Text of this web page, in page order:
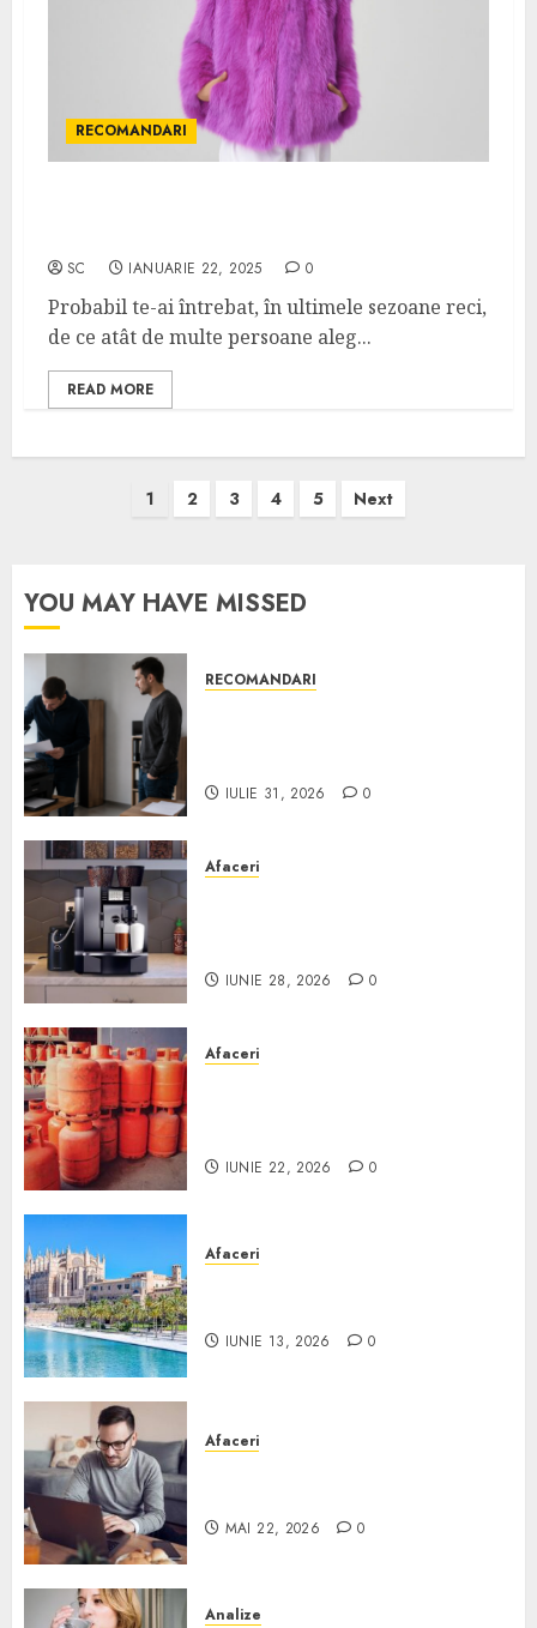
RECOMANDARI
SC IANUARIE 22, 2025 0
Probabil te-ai întrebat, în ultimele sezoane reci,
de ce atât de multe persoane aleg...
READ MORE
1 2 3 4 5 Next
YOU MAY HAVE MISSED
RECOMANDARI
IULIE 31, 2026 0
Afaceri
IUNIE 28, 2026 0
Afaceri
IUNIE 22, 2026 0
Afaceri
IUNIE 13, 2026 0
Afaceri
MAI 22, 2026 0
Analize